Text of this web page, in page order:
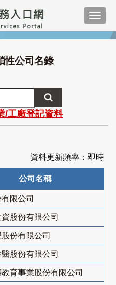
性公司名錄
/工廠登記資料
資料更新頻率：即時
公司名稱
限公司
股份有限公司
份有限公司
股份有限公司
育事業股份有限公司